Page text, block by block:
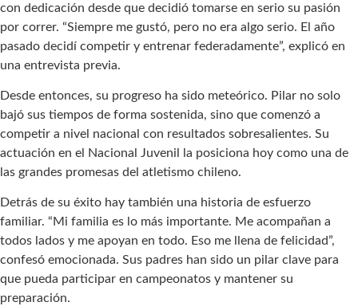
con dedicación desde que decidió tomarse en serio su pasión
por correr. “Siempre me gustó, pero no era algo serio. El año
pasado decidí competir y entrenar federadamente”, explicó en
una entrevista previa.
Desde entonces, su progreso ha sido meteórico. Pilar no solo
bajó sus tiempos de forma sostenida, sino que comenzó a
competir a nivel nacional con resultados sobresalientes. Su
actuación en el Nacional Juvenil la posiciona hoy como una de
las grandes promesas del atletismo chileno.
Detrás de su éxito hay también una historia de esfuerzo
familiar. “Mi familia es lo más importante. Me acompañan a
todos lados y me apoyan en todo. Eso me llena de felicidad”,
confesó emocionada. Sus padres han sido un pilar clave para
que pueda participar en campeonatos y mantener su
preparación.